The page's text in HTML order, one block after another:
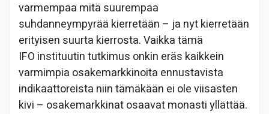
varmempaa mitä suurempaa
suhdanneympyrää kierretään – ja nyt kierretään
erityisen suurta kierrosta. Vaikka tämä
IFO instituutin tutkimus onkin eräs kaikkein
varmimpia osakemarkkinoita ennustavista
indikaattoreista niin tämäkään ei ole viisasten
kivi – osakemarkkinat osaavat monasti yllättää.